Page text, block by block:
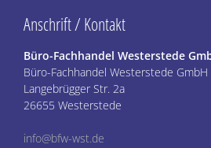
Anschrift / Kontakt
Büro-Fachhandel Westerstede
Büro-Fachhandel Westerstede GmbH
Langebrügger Str. 2a
26655 Westerstede
info@bfw-wst.de